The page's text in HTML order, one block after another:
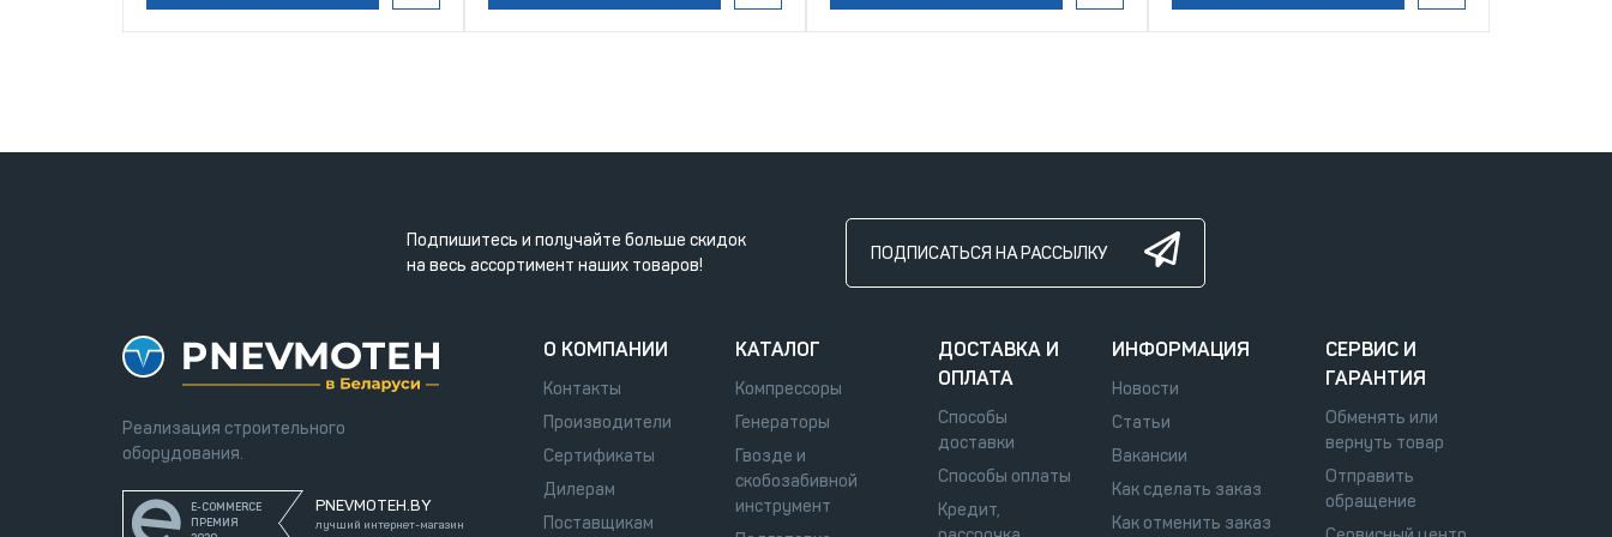
Подпишитесь и получайте больше скидок
на весь ассортимент наших товаров!
ПОДПИСАТЬСЯ НА РАССЫЛКУ
Реализация строительного
оборудования.
E-COMMERCE
ПРЕМИЯ
PNEVMOTEH.BY
лучший интернет-магазин
О КОМПАНИИ
Контакты
Производители
Сертификаты
Дилерам
Поставщикам
КАТАЛОГ
Компрессоры
Генераторы
Гвозде и
скобозабивной
инструмент
ДОСТАВКА И
ОПЛАТА
Способы
доставки
Способы оплаты
Кредит,
ИНФОРМАЦИЯ
Новости
Статьи
Вакансии
Как сделать заказ
Как отменить заказ
СЕРВИС И
ГАРАНТИЯ
Обменять или
вернуть товар
Отправить
обращение